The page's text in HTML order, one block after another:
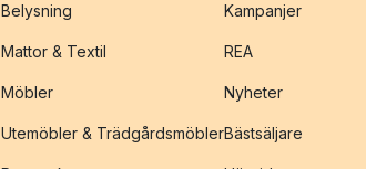
Belysning
Mattor & Textil
Möbler
Utemöbler & Trädgårdsmöbler
Kampanjer
REA
Nyheter
Bästsäljare